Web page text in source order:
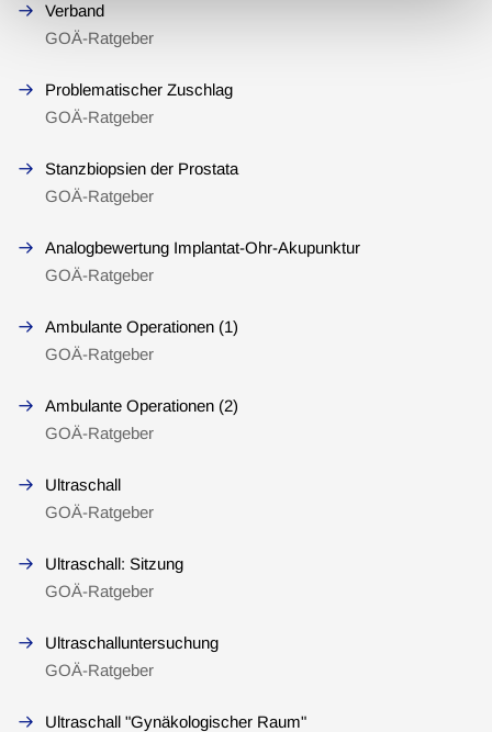
Verband
GOÄ-Ratgeber
Problematischer Zuschlag
GOÄ-Ratgeber
Stanzbiopsien der Prostata
GOÄ-Ratgeber
Analogbewertung Implantat-Ohr-Akupunktur
GOÄ-Ratgeber
Ambulante Operationen (1)
GOÄ-Ratgeber
Ambulante Operationen (2)
GOÄ-Ratgeber
Ultraschall
GOÄ-Ratgeber
Ultraschall: Sitzung
GOÄ-Ratgeber
Ultraschalluntersuchung
GOÄ-Ratgeber
Ultraschall "Gynäkologischer Raum"